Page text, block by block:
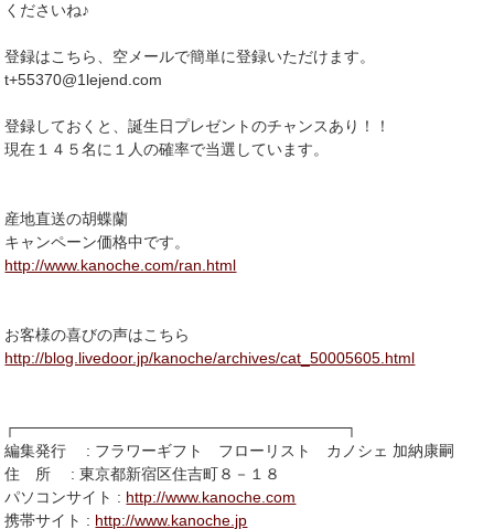
くださいね♪
登録はこちら、空メールで簡単に登録いただけます。
t+55370@1lejend.com
登録しておくと、誕生日プレゼントのチャンスあり！！
現在１４５名に１人の確率で当選しています。
産地直送の胡蝶蘭
キャンペーン価格中です。
http://www.kanoche.com/ran.html
お客様の喜びの声はこちら
http://blog.livedoor.jp/kanoche/archives/cat_50005605.html
┌──────────────────────────────┐
編集発行 : フラワーギフト フローリスト カノシェ 加納康嗣
住 所 : 東京都新宿区住吉町８－１８
パソコンサイト : http://www.kanoche.com
携帯サイト : http://www.kanoche.jp